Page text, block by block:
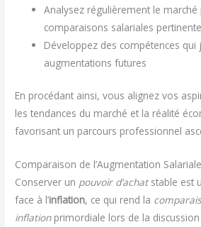
Analysez régulièrement le marché
comparaisons salariales
Développez des compétences qui
augmentations futures
En procédant ainsi, vous alignez vos
les tendances du marché et la réalité
favorisant un parcours professionnel
Comparaison de l’Augmentation
Conserver un pouvoir d’achatstable est
face à l’inflation, ce qui rend la
inflationprimordiale lors de la discussion